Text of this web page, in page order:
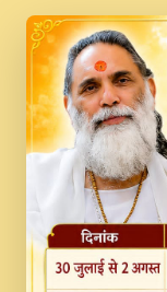
Pawan ji
PRABHU
Kina
Vaishno
MERE
NEW
FULL
Na To